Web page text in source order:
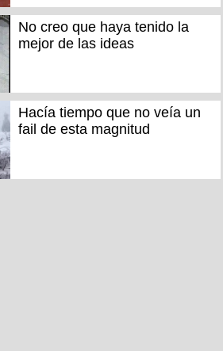
No creo que haya tenido la
mejor de las ideas
Hacía tiempo que no veía un
fail de esta magnitud